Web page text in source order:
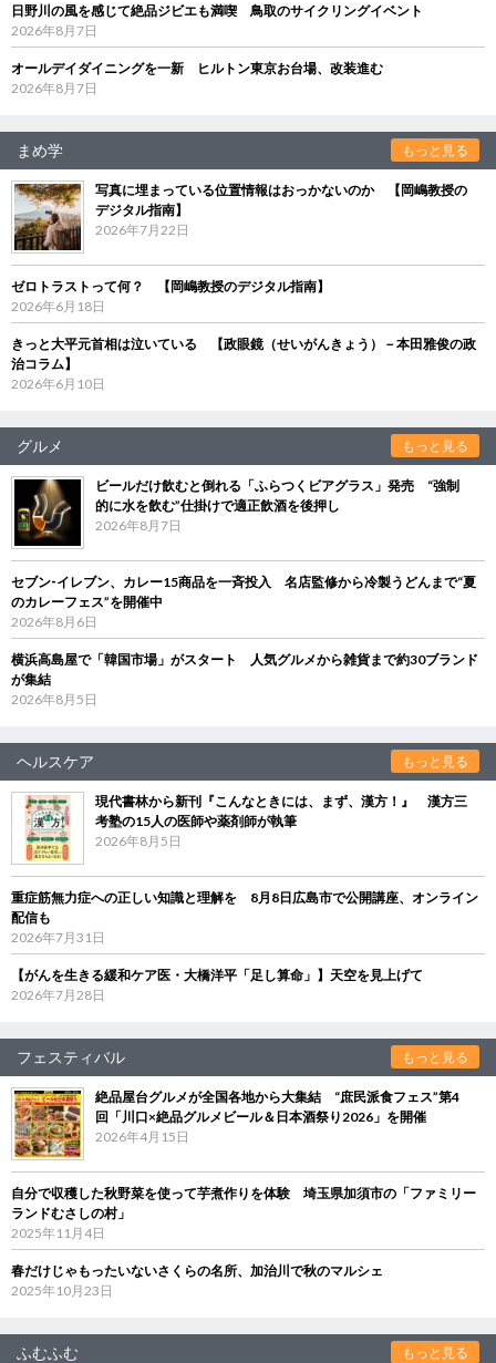
日野川の風を感じて絶品ジビエも満喫 鳥取のサイクリングイベント
2026年8月7日
オールデイダイニングを一新 ヒルトン東京お台場、改装進む
2026年8月7日
まめ学 もっと見る
写真に埋まっている位置情報はおっかないのか 【岡嶋教授の
デジタル指南】
2026年7月22日
ゼロトラストって何？ 【岡嶋教授のデジタル指南】
2026年6月18日
きっと大平元首相は泣いている 【政眼鏡（せいがんきょう）－本田雅俊の政
治コラム】
2026年6月10日
グルメ もっと見る
ビールだけ飲むと倒れる「ふらつくビアグラス」発売 “強制
的に水を飲む”仕掛けで適正飲酒を後押し
2026年8月7日
セブン‐イレブン、カレー15商品を一斉投入 名店監修から冷製うどんまで“夏
のカレーフェス”を開催中
2026年8月6日
横浜高島屋で「韓国市場」がスタート 人気グルメから雑貨まで約30ブランド
が集結
2026年8月5日
ヘルスケア もっと見る
現代書林から新刊『こんなときには、まず、漢方！』 漢方三
考塾の15人の医師や薬剤師が執筆
2026年8月5日
重症筋無力症への正しい知識と理解を 8月8日広島市で公開講座、オンライン
配信も
2026年7月31日
【がんを生きる緩和ケア医・大橋洋平「足し算命」】天空を見上げて
2026年7月28日
フェスティバル もっと見る
絶品屋台グルメが全国各地から大集結 “庶民派食フェス”第4
回「川口×絶品グルメビール＆日本酒祭り2026」を開催
2026年4月15日
自分で収穫した秋野菜を使って芋煮作りを体験 埼玉県加須市の「ファミリー
ランドむさしの村」
2025年11月4日
春だけじゃもったいないさくらの名所、加治川で秋のマルシェ
2025年10月23日
ふむふむ もっと見る